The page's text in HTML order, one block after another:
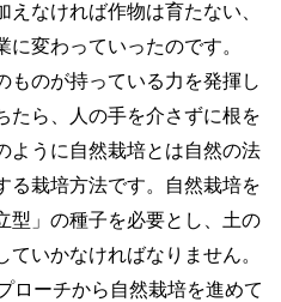
なければ作物は育たない、
変わっていったのです。
ものが持っている力を発揮し
たら、人の手を介さずに根を
ように自然栽培とは自然の法
る栽培方法です。自然栽培を
型」の種子を必要とし、土の
いかなければなりません。
ローチから自然栽培を進めて